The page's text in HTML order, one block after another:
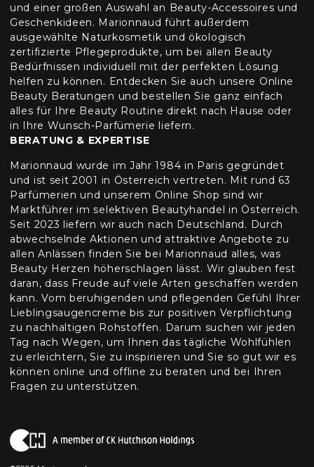
und einer großen Auswahl an Beauty-Accessoires und
Geschenkideen. Marionnaud führt außerdem
ausgewählte Naturkosmetik und ökologisch
zertifizierte Pflegeprodukte, um bei allen Beauty
Bedürfnissen individuell mit der perfekten Lösung
helfen zu können. Entdecken Sie auch unsere Online
Beauty Beratungen und bestellen Sie ganz einfach
alles für Ihre Beauty Routine direkt nach Hause oder
in Ihre Wunsch-Parfümerie liefern.
BERATUNG & EXPERTISE
Marionnaud wurde im Jahr 1984 in Paris gegründet
und ist seit 2001 in Österreich vertreten. Mit rund 63
Parfümerien und unserem Online Shop sind wir
Marktführer im selektiven Beautyhandel in Österreich.
Seit 2023 liefern wir auch nach Deutschland. Durch
abwechselnde Aktionen und attraktive Angebote zu
allen Anlässen finden Sie bei Marionnaud alles, was
Beauty Herzen höherschlagen lässt. Wir glauben fest
daran, dass Freude auf viele Arten geschaffen werden
kann. Vom beruhigenden und pflegenden Gefühl Ihrer
Lieblingsaugencreme bis zur positiven Verpflichtung
zu nachhaltigen Rohstoffen. Darum suchen wir jeden
Tag nach Wegen, um Ihnen das tägliche Wohlfühlen
zu erleichtern, Sie zu inspirieren und Sie so gut wir es
können online und offline zu beraten und bei Ihren
Fragen zu unterstützen.